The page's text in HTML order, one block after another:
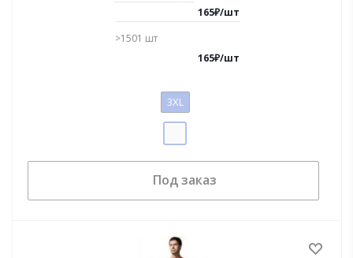
165₽/шт
>1501 шт
165₽/шт
3XL
Под заказ